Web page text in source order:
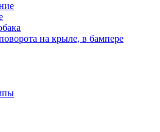
на крыле, в бампере